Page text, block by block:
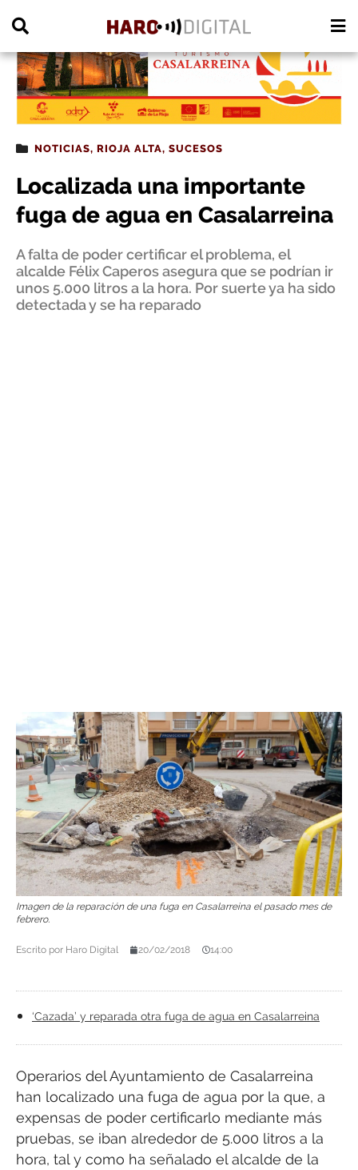
NOTICIAS, RIOJA ALTA, SUCESOS
Localizada una importante
fuga de agua en Casalarreina
A falta de poder certificar el problema, el
alcalde Félix Caperos asegura que se podrían ir
unos 5.000 litros a la hora. Por suerte ya ha sido
detectada y se ha reparado
Imagen de la reparación de una fuga en Casalarreina el pasado mes de
febrero.
Escrito por Haro Digital 20/02/2018 14:00
‘Cazada’ y reparada otra fuga de agua en Casalarreina
Operarios del Ayuntamiento de Casalarreina
han localizado una fuga de agua por la que, a
expensas de poder certificarlo mediante más
pruebas, se iban alrededor de 5.000 litros a la
hora, tal y como ha señalado el alcalde de la